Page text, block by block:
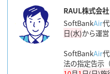
RAUL株式会社
SoftBankAir
日(水)から運営
SoftBankAir
法の指定告示